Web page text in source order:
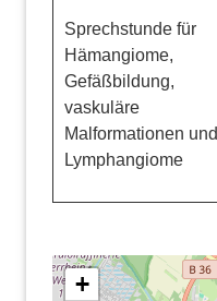
Sprechstunde für
Hämangiome,
Gefäßbildung,
vaskuläre
Malformationen und
Lymphangiome
+